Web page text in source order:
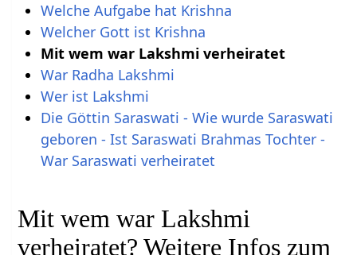
Welche Aufgabe hat Krishna
Welcher Gott ist Krishna
Mit wem war Lakshmi verheiratet
War Radha Lakshmi
Wer ist Lakshmi
Die Göttin Saraswati - Wie wurde Saraswati
geboren - Ist Saraswati Brahmas Tochter -
War Saraswati verheiratet
Mit wem war Lakshmi
verheiratet? Weitere Infos zum